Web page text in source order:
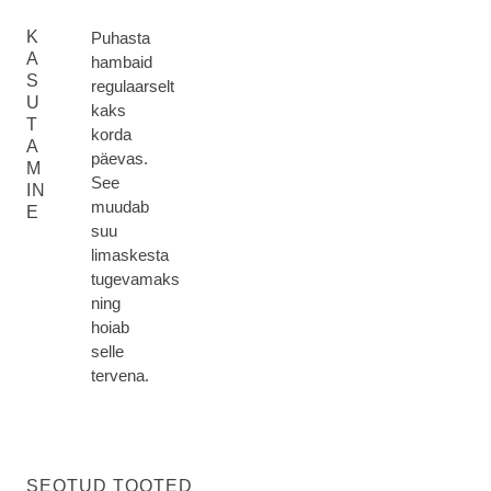
K
A
S
U
T
A
M
IN
E
Puhasta
hambaid
regulaarselt
kaks
korda
päevas.
See
muudab
suu
limaskesta
tugevamaks
ning
hoiab
selle
tervena.
SEOTUD TOOTED